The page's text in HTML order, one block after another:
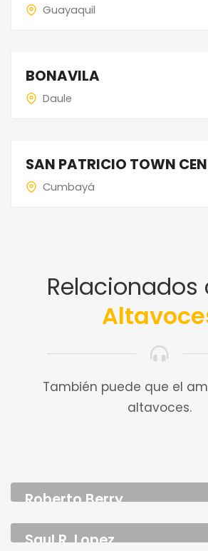
Guayaquil
BONAVILA
Daule
SAN PATRICIO TOWN
Cumbayá
Relacionados
También puede que el
altavoces.
Roberto Berry
CEO & FOUNDER
Saul R. Lopez